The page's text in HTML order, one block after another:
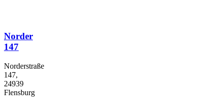
Norder
147
Norderstraße
147,
24939
Flensburg